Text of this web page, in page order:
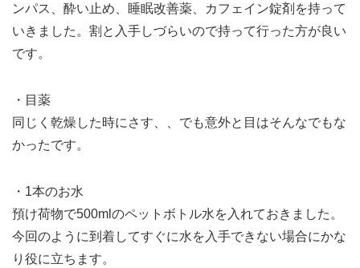
ンパス、酔い止め、睡眠改善薬、カフェイン錠剤を持って
いきました。割と入手しづらいので持って行った方が良い
です。
・目薬
同じく乾燥した時にさす、、でも意外と目はそんなでもな
かったです。
・1本のお水
預け荷物で500mlのペットボトル水を入れておきました。
今回のように到着してすぐに水を入手できない場合にかな
り役に立ちます。